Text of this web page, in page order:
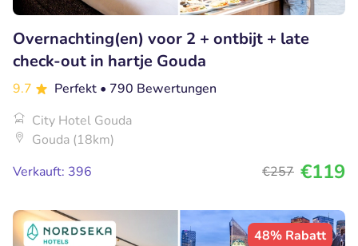
Overnachting(en) voor 2 + ontbijt + late
check-out in hartje Gouda
9.7 Perfekt • 790 Bewertungen
City Hotel Gouda
Gouda (18km)
Verkauft: 396
€257 €119
48% Rabatt